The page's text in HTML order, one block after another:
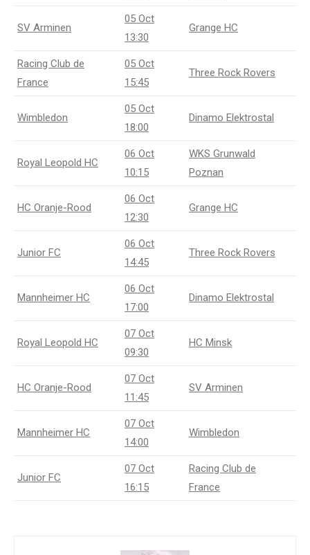
SV Arminen
05 Oct
13:30
Grange HC
Racing Club de
France
05 Oct
15:45
Three Rock Rovers
Wimbledon
05 Oct
18:00
Dinamo Elektrostal
Royal Leopold HC
06 Oct
10:15
WKS Grunwald
Poznan
HC Oranje-Rood
06 Oct
12:30
Grange HC
Junior FC
06 Oct
14:45
Three Rock Rovers
Mannheimer HC
06 Oct
17:00
Dinamo Elektrostal
Royal Leopold HC
07 Oct
09:30
HC Minsk
HC Oranje-Rood
07 Oct
11:45
SV Arminen
Mannheimer HC
07 Oct
14:00
Wimbledon
Junior FC
07 Oct
16:15
Racing Club de
France